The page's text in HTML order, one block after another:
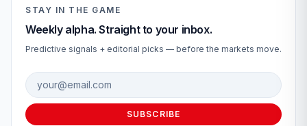
STAY IN THE GAME
Weekly alpha. Straight to your inbox.
Predictive signals + editorial picks — before the markets move.
Email address
SUBSCRIBE